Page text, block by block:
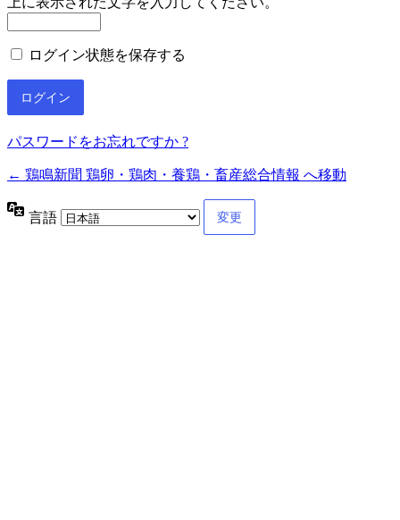
ログイン状態を保存する
パスワードをお忘れですか ?
← 鶏鳴新聞 鶏卵・鶏肉・養鶏・畜産総合情報 へ移動
言語